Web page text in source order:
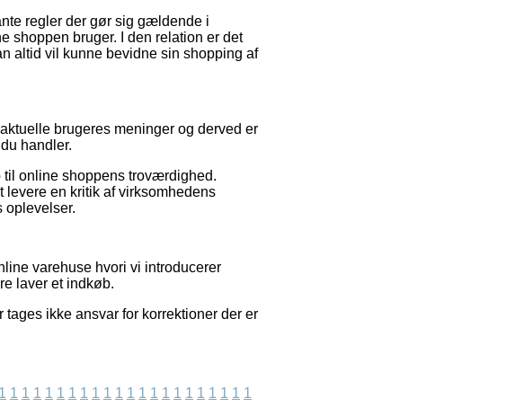
regler der gør sig gældende i
shoppen bruger. I den relation er det
altid vil kunne bevidne sin shopping af
brugeres meninger og derved er
handler.
online shoppens troværdighed.
levere en kritik af virksomhedens
oplevelser.
varehuse hvori vi introducerer
laver et indkøb.
ikke ansvar for korrektioner der er
1 1 1 1 1 1 1 1 1 1 1 1 1 1 1 1 1 1 1 1 1 1